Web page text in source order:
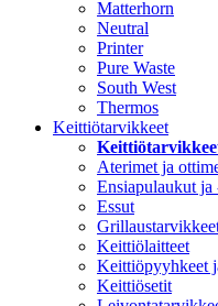
Matterhorn
Neutral
Printer
Pure Waste
South West
Thermos
Keittiötarvikkeet
Aterimet ja
Ensiapulaukut ja
Essut
Keittiölaitteet
Keittiöpyyhkeet
Keittiösetit